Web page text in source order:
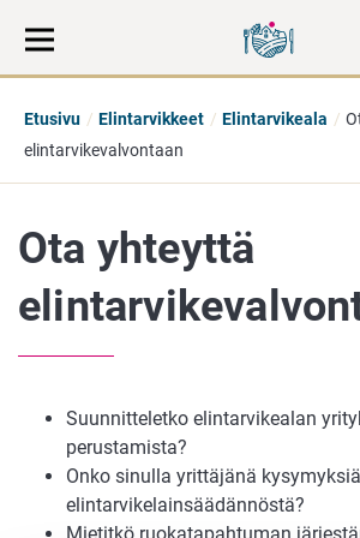
suoraan
sisältöön
koko
sivuston
Etusivu Elintarvikkeet Elintarvikeala
elintarvikevalvontaan
Ota yhteyttä
Suunnitteletko elintarvikealan
perustamista?
Onko sinulla yrittäjänä kysymyksiä
elintarvikelainsäädännöstä?